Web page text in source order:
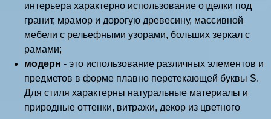
интерьера характерно использование отделки под
гранит, мрамор и дорогую древесину, массивной
мебели с рельефными узорами, больших зеркал с
рамами;
модерн - это использование различных элементов и
предметов в форме плавно перетекающей буквы S.
Для стиля характерны натуральные материалы и
природные оттенки, витражи, декор из цветного